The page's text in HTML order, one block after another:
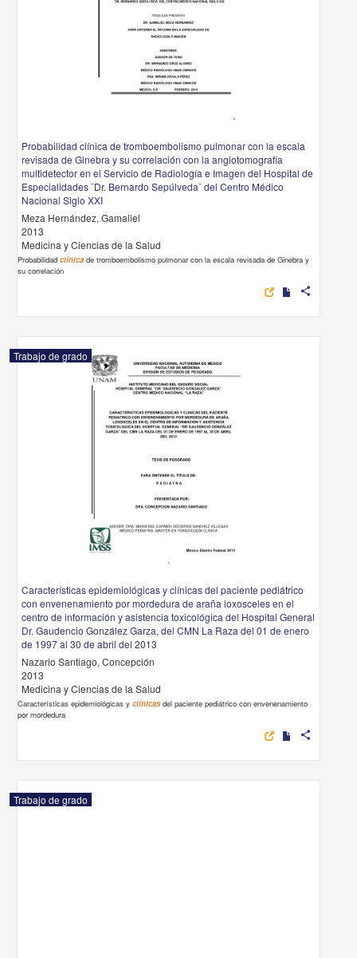
Probabilidad clínica de tromboembolismo pulmonar con la escala
revisada de Ginebra y su correlación con la angiotomografía
multidetector en el Servicio de Radiología e Imagen del Hospital de
Especialidades ¨Dr. Bernardo Sepúlveda¨ del Centro Médico
Nacional Siglo XXI
Meza Hernández, Gamaliel
2013
Medicina y Ciencias de la Salud
Probabilidadclínica de tromboembolismo pulmonar con la escala revisada de Ginebra y
su correlación
share
Trabajo de grado
Características epidemiológicas y clínicas del paciente pediátrico
con envenenamiento por mordedura de araña loxosceles en el
centro de información y asistencia toxicológica del Hospital General
Dr. Gaudencio González Garza, del CMN La Raza del 01 de enero
de 1997 al 30 de abril del 2013
Nazario Santiago, Concepción
2013
Medicina y Ciencias de la Salud
Características epidemiológicas yclínicasdel paciente pediátrico con envenenamiento
por mordedura
share
Trabajo de grado